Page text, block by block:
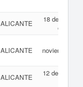
ALICANTE
18 de febrero
de 2025
ALICANTE
noviembre de
ALICANTE
12 de julio de